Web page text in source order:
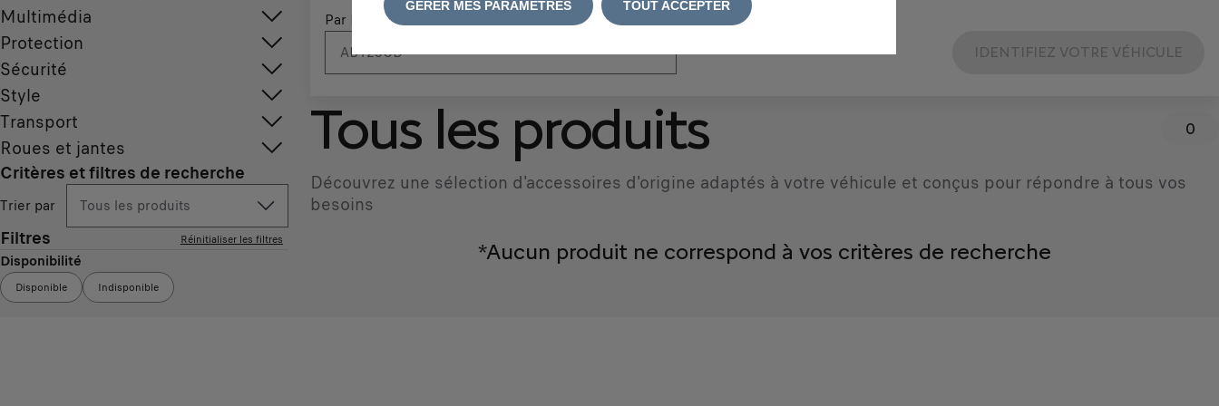
Multimédia
Protection
Sécurité
Style
Transport
Roues et jantes
Critères et filtres de recherche
Trier par Tous les produits
Filtres Réinitialiser les filtres
Disponibilité
Disponible Indisponible
Par N° d'immatriculation
IDENTIFIEZ VOTRE VÉHICULE
Tous les produits 0
Découvrez une sélection d'accessoires d'origine adaptés à votre véhicule et conçus pour répondre à tous vos
besoins
*Aucun produit ne correspond à vos critères de recherche
GÉRER MES PARAMÈTRES TOUT ACCEPTER